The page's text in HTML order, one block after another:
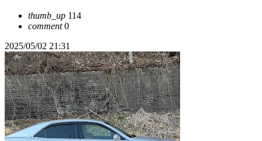
thumb_up 114
comment0
2025/05/02 21:31